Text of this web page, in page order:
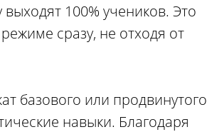
100% учеников. Это
сразу, не отходя от
базового или продвинутого
навыки. Благодаря